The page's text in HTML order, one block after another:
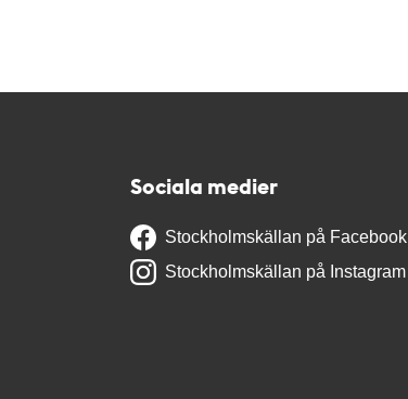
Sociala medier
Stockholmskällan på Facebook
Stockholmskällan på Instagram